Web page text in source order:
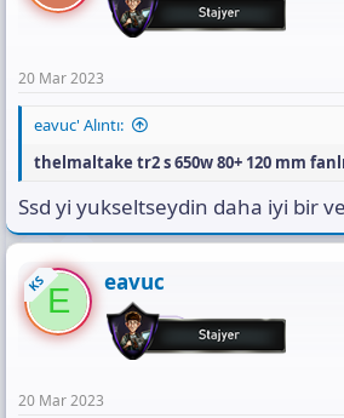
20 Mar 2023
eavuc' Alıntı:
thelmaltake tr2 s 650w 80+ 120 mm
Ssd yi yukseltseydin daha iyi bir
KSE eavuc
20 Mar 2023